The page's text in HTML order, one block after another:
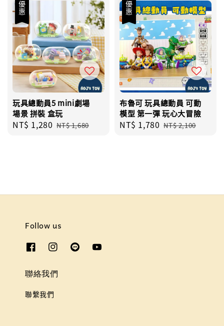
優惠
玩具總動員5 mini劇場
場景 拼裝 盒玩
Sale
NT$ 1,280 Regular
NT$ 1,680
優惠
布魯可 玩具總動員 可動
模型 第一彈 玩心大冒險
Sale
NT$ 1,780 Regular
NT$ 2,100
Follow us
聯絡我們
聯繫我們